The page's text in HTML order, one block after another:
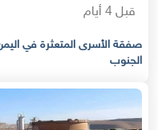
قبل 4 أيام
صفقة الأسرى المتعثرة في
الجنوب